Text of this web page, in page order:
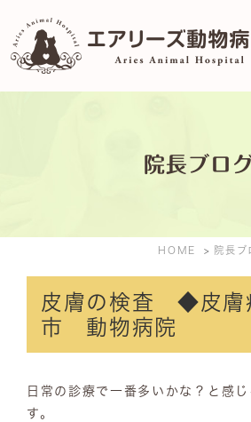
院長ブログ
HOME 院長ブ
皮膚の検査 ◆皮
市 動物病院
日常の診療で一番多いかな？と感
す。